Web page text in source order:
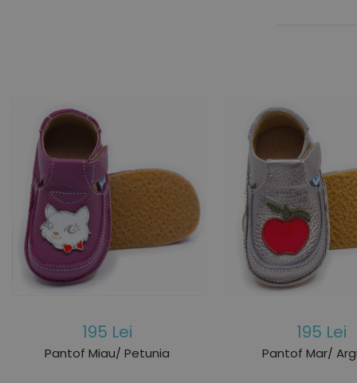
195 Lei
Pantof Miau/ Petunia
195 Lei
Pantof Mar/